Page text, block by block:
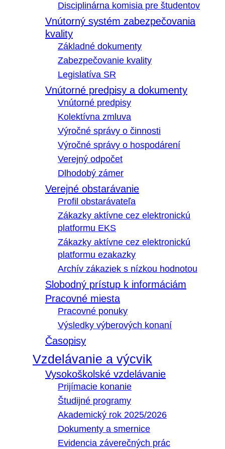
Disciplinárna komisia pre študentov
Vnútorný systém zabezpečovania
kvality
Základné dokumenty
Zabezpečovanie kvality
Legislatíva SR
Vnútorné predpisy a dokumenty
Vnútorné predpisy
Kolektívna zmluva
Výročné správy o činnosti
Výročné správy o hospodárení
Verejný odpočet
Dlhodobý zámer
Verejné obstarávanie
Profil obstarávateľa
Zákazky aktívne cez elektronickú
platformu EKS
Zákazky aktívne cez elektronickú
platformu ezakazky
Archív zákaziek s nízkou hodnotou
Slobodný prístup k informáciám
Pracovné miesta
Pracovné ponuky
Výsledky výberových konaní
Časopisy
Vzdelávanie a výcvik
Vysokoškolské vzdelávanie
Prijímacie konanie
Študijné programy
Akademický rok 2025/2026
Dokumenty a smernice
Evidencia záverečných prác